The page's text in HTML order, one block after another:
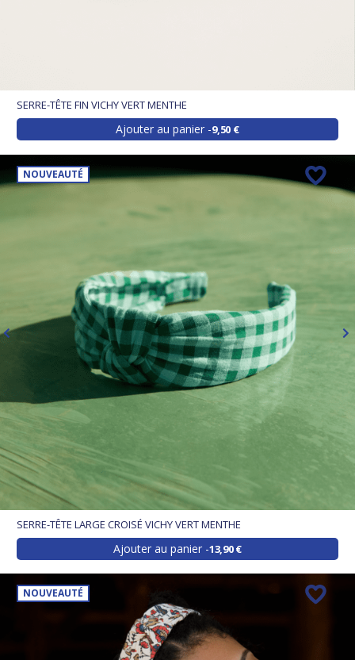
SERRE-TÊTE FIN VICHY VERT MENTHE
Ajouter au panier 9,50 €
NOUVEAUTÉ
SERRE-TÊTE LARGE CROISÉ VICHY VERT MENTHE
Ajouter au panier 13,90 €
NOUVEAUTÉ